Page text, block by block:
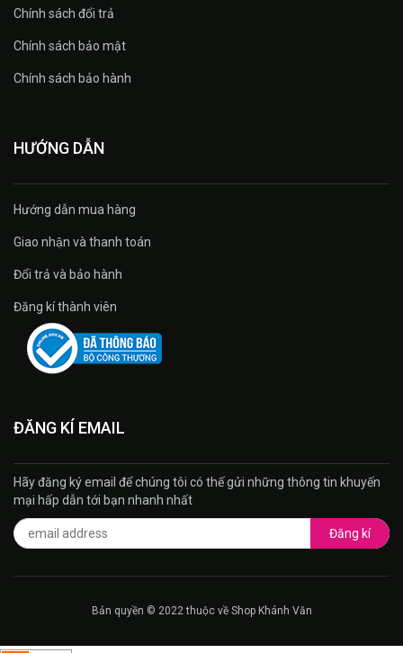
Chính sách đổi trả
Chính sách bảo mật
Chính sách bảo hành
HƯỚNG DẪN
Hướng dẫn mua hàng
Giao nhận và thanh toán
Đổi trả và bảo hành
Đăng kí thành viên
ĐĂNG KÍ EMAIL
Hãy đăng ký email để chúng tôi có thế gửi những thông tin khuyến
mại hấp dẫn tới bạn nhanh nhất
Đăng kí
Bản quyền © 2022 thuộc về Shop Khánh Văn